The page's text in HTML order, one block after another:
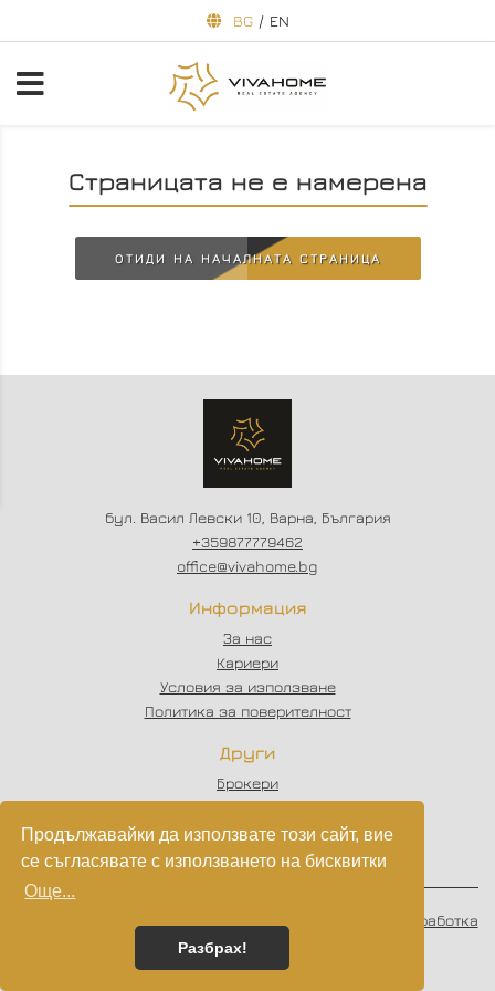
Продължавайки да използвате този сайт, вие
се съгласявате с използването на бисквитки
Още...
Разбрах!
BG / EN
Страницата не е намерена
ОТИДИ НА НАЧАЛНАТА СТРАНИЦА
бул. Васил Левски 10, Варна, България
+359877779462
office@vivahome.bg
Информация
За нас
Кариери
Условия за използване
Политика за поверителност
Други
Брокери
Отзиви
Статии
Партньори
Изработка
на софтуер